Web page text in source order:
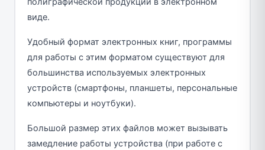
виде.
Удобный формат электронных книг, программы
для работы с этим форматом существуют для
большинства используемых электронных
устройств (смартфоны, планшеты, персональные
компьютеры и ноутбуки).
Большой размер этих файлов может вызывать
замедление работы устройства (при работе с